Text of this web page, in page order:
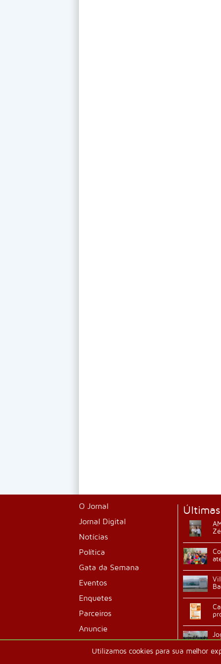
Utilizamos cookies para sua melhor
O Jornal
Jornal Digital
Notícias
Política
Gata da Semana
Eventos
Enquetes
Parceiros
Anuncie